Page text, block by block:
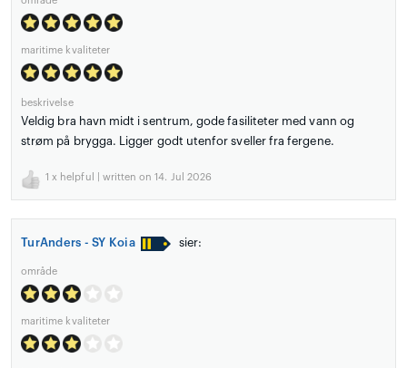
maritime kvaliteter
beskrivelse
Veldig bra havn midt i sentrum, gode fasiliteter med vann og
strøm på brygga. Ligger godt utenfor sveller fra fergene.
1 x helpful | written on 14. Jul 2026
TurAnders - SY Koia sier:
område
maritime kvaliteter